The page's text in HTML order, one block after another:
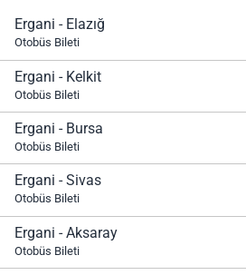
Ergani - Elazığ
Otobüs Bileti
Ergani - Kelkit
Otobüs Bileti
Ergani - Bursa
Otobüs Bileti
Ergani - Sivas
Otobüs Bileti
Ergani - Aksaray
Otobüs Bileti